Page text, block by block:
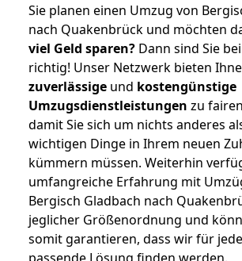
Sie planen einen Umzug von
nach Quakenbrück und möchten
viel Geld sparen? Dann sind Sie
richtig! Unser Netzwerk bieten
zuverlässige und kostengünstige
Umzugsdienstleistungen zu
damit Sie sich um nichts anderes
wichtigen Dinge in Ihrem neuen
kümmern müssen. Weiterhin
umfangreiche Erfahrung mit
Bergisch Gladbach nach
jeglicher Größenordnung und
somit garantieren, dass wir für